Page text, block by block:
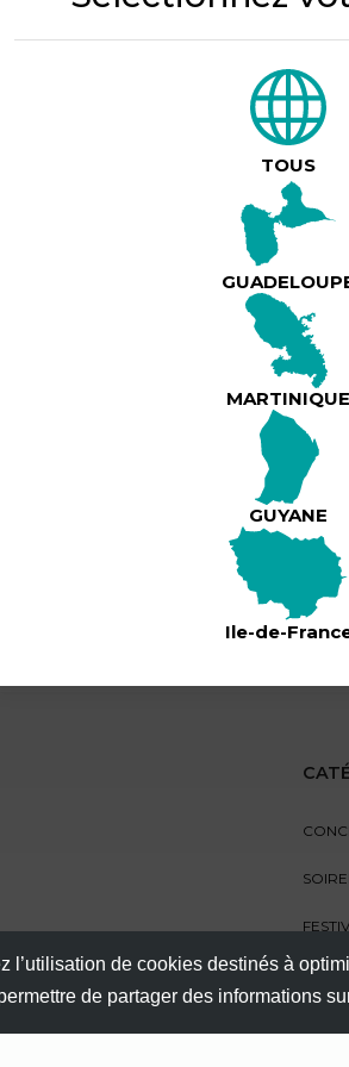
l’utilisation de cookies destinés à
de partager des informations
DESCRIPTION DU
🔥
Les
célèbrent 60
📅 9 mai 2026 –
📍 Palais des
✨ Invité
Avec : Joëlle
Fred
d’autres
* 40 € –
limitée)
* 80 € – VIP ⭐
TOUS
MARTINIQUE
GUYANE
Ile-de-